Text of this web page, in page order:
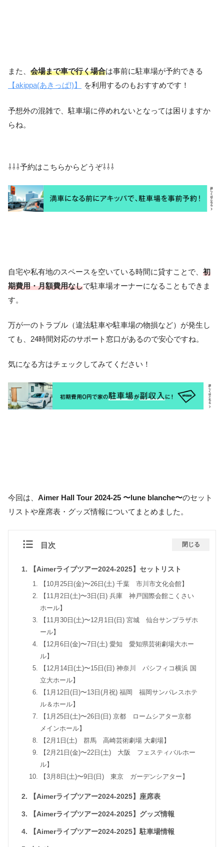
また、 会場まで車で行く場合は事前に駐車場が予約できる
【akippa(あきっぱ!)】
を利用するのもおすすめです！
予想外の混雑で、駐車場に停めれないとなっては困りますか
らね。
⇩⇩⇩予約はこちらからどうぞ⇩⇩⇩
自宅や私有地のスペースを空いている時間に貸すことで、 初
期費用・月額費用なしで駐車場オーナーになることもできま
す。
万が一のトラブル（違法駐車や駐車場の物損など）が発生し
ても、24時間対応のサポート窓口があるので安心ですね。
気になる方はチェックしてみてください！
今回は、 Aimer Hall Tour 2024-25 〜lune blanche〜のセット
リストや座席表・グッズ情報についてまとめました。
目次 閉じる
【Aimerライブツアー2024-2025】セットリスト
【10月25日(金)〜26日(土) 千葉 市川市文化会館】
【11月2日(土)〜3日(日) 兵庫 神戸国際会館こくさい
ホール】
【11月30日(土)〜12月1日(日) 宮城 仙台サンプラザホ
ール】
【12月6日(金)〜7日(土) 愛知 愛知県芸術劇場大ホー
ル】
【12月14日(土)〜15日(日) 神奈川 パシフィコ横浜 国
立大ホール】
【1月12日(日)〜13日(月祝) 福岡 福岡サンパレスホテ
ル＆ホール】
【1月25日(土)〜26日(日) 京都 ロームシアター京都
メインホール】
【2月1日(土) 群馬 高崎芸術劇場 大劇場】
【2月21日(金)〜22日(土) 大阪 フェスティバルホー
ル】
【3月8日(土)〜9日(日) 東京 ガーデンシアター】
【Aimerライブツアー2024-2025】座席表
【Aimerライブツアー2024-2025】グッズ情報
【Aimerライブツアー2024-2025】駐車場情報